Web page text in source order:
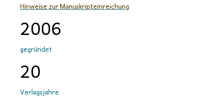
Hinweise zur Manuskripteinreichung
2006
gegründet
20
Verlagsjahre